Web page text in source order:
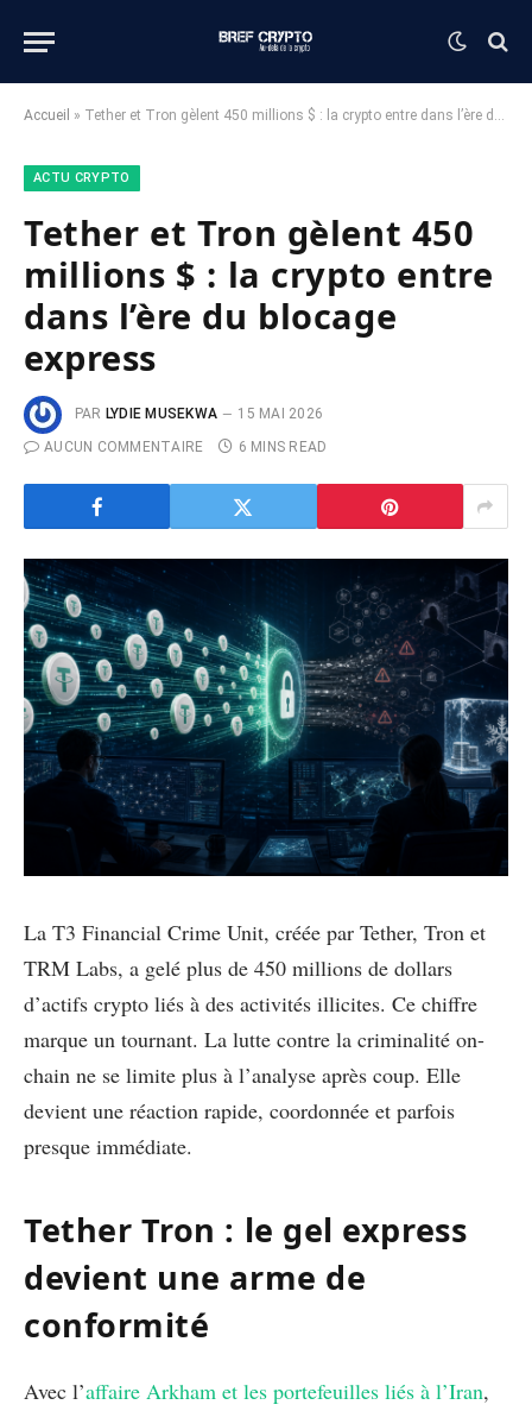
Accueil » Tether et Tron gèlent 450 millions $ : la crypto entre dans l’ère du blocage express
ACTU CRYPTO
Tether et Tron gèlent 450
millions $ : la crypto entre
dans l’ère du blocage
express
PAR LYDIE MUSEKWA
15 MAI 2026
AUCUN COMMENTAIRE
6 MINS READ
La T3 Financial Crime Unit, créée par Tether, Tron et
TRM Labs, a gelé plus de 450 millions de dollars
d’actifs crypto liés à des activités illicites. Ce chiffre
marque un tournant. La lutte contre la criminalité on-
chain ne se limite plus à l’analyse après coup. Elle
devient une réaction rapide, coordonnée et parfois
presque immédiate.
Tether Tron : le gel express
devient une arme de
conformité
Avec l’affaire Arkham et les portefeuilles liés à l’Iran,